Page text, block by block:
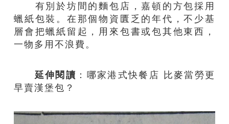
有別於坊間的麵包店，嘉頓的方包採用
蠟紙包裝。在那個物資匱乏的年代，不少基
層會把蠟紙留起，用來包書或包其他東西，
一物多用不浪費。
延伸閱讀 ： 哪家港式快餐店 比麥當勞更
早賣漢堡包？